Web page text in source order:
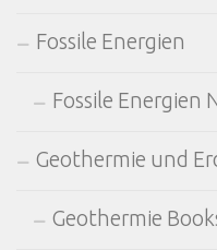
Fossile Energien
Fossile Energien
Geothermie und
Geothermie